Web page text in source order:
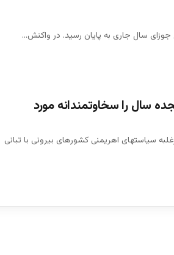
سال جاری به پایان رسید. در واکنش…
سال را سخاوتمندانه مورد
سیاستهای اهریمنی کشورهای بیرونی با تبانی